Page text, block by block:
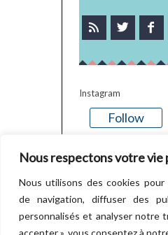
Nous respectons votre vie
Nous utilisons des cookies
de navigation, diffuser des
personnalisés et analyser notre
accepter », vous consentez à
Instagram
Follow